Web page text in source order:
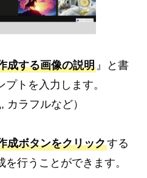
成する画像の説明』と書
トを入力します。
カラフルなど）
成ボタンをクリックする
行うことができます。